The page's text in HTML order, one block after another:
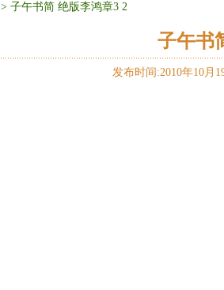
> 子午书简 绝版李鸿章3 2
子午书
发布时间:2010年10月